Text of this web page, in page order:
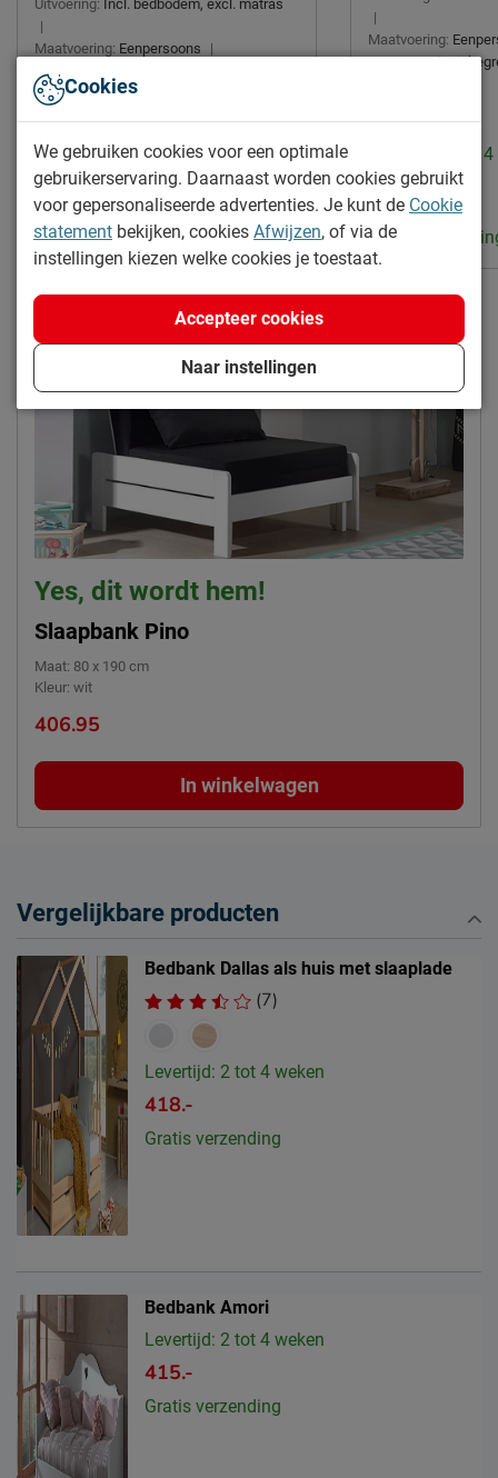
Duurzaamheid
Duurzaam duurzamer product
Leveranciersinformatie
Locatie
Meulebeeksestraat 51,
8710, Wielsbeke, België
Emailadres
sales@vipack.be
Uitvoering: Incl. bedbodem, excl. matras
|
Maatvoering: Eenpersoons
|
Montage:
Levertijd: 2 tot 4 weken
269.-
Gratis verzending
|
Maatvoering:
Montage: niet
Levertijd: 2 tot
438.95
Gratis
Yes, dit wordt hem!
Slaapbank Pino
Maat: 80 x 190 cm
Kleur: wit
406.95
In winkelwagen
Vergelijkbare producten
Bedbank Dallas als huis met slaaplade
(7)
Levertijd: 2 tot 4 weken
418.-
Gratis verzending
Bedbank Amori
Levertijd: 2 tot 4 weken
415.-
Gratis verzending
Cookies
We gebruiken cookies voor een optimale
gebruikerservaring. Daarnaast worden cookies gebruikt
voor gepersonaliseerde advertenties. Je kunt de Cookie
statement bekijken, cookies Afwijzen, of via de
instellingen kiezen welke cookies je toestaat.
Naar instellingen
Accepteer cookies